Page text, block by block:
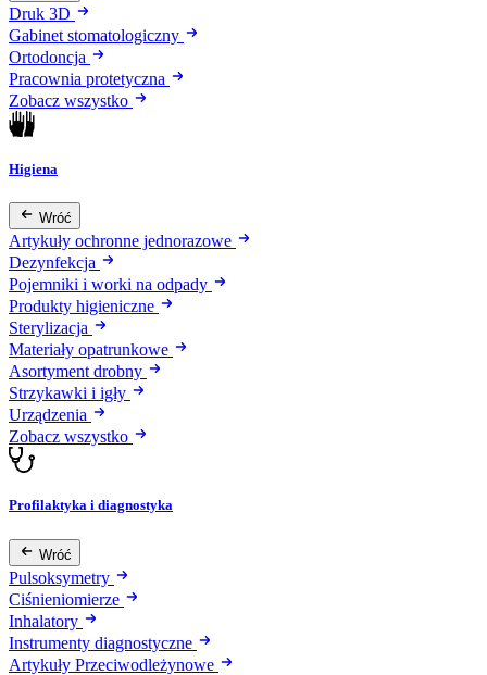
Druk 3D
Gabinet stomatologiczny
Ortodoncja
Pracownia protetyczna
Zobacz wszystko
Higiena
Wróć
Artykuły ochronne jednorazowe
Dezynfekcja
Pojemniki i worki na odpady
Produkty higieniczne
Sterylizacja
Materiały opatrunkowe
Asortyment drobny
Strzykawki i igły
Urządzenia
Zobacz wszystko
Profilaktyka i diagnostyka
Wróć
Pulsoksymetry
Ciśnieniomierze
Inhalatory
Instrumenty diagnostyczne
Artykuły Przeciwodleżynowe